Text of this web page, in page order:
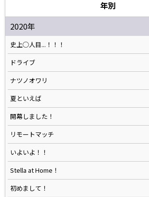
年別
2020年
史上◯人目...！！！
ドライブ
ナツノオワリ
夏といえば
開幕しました！
リモートマッチ
いよいよ！！
Stella at Home！
初めまして！